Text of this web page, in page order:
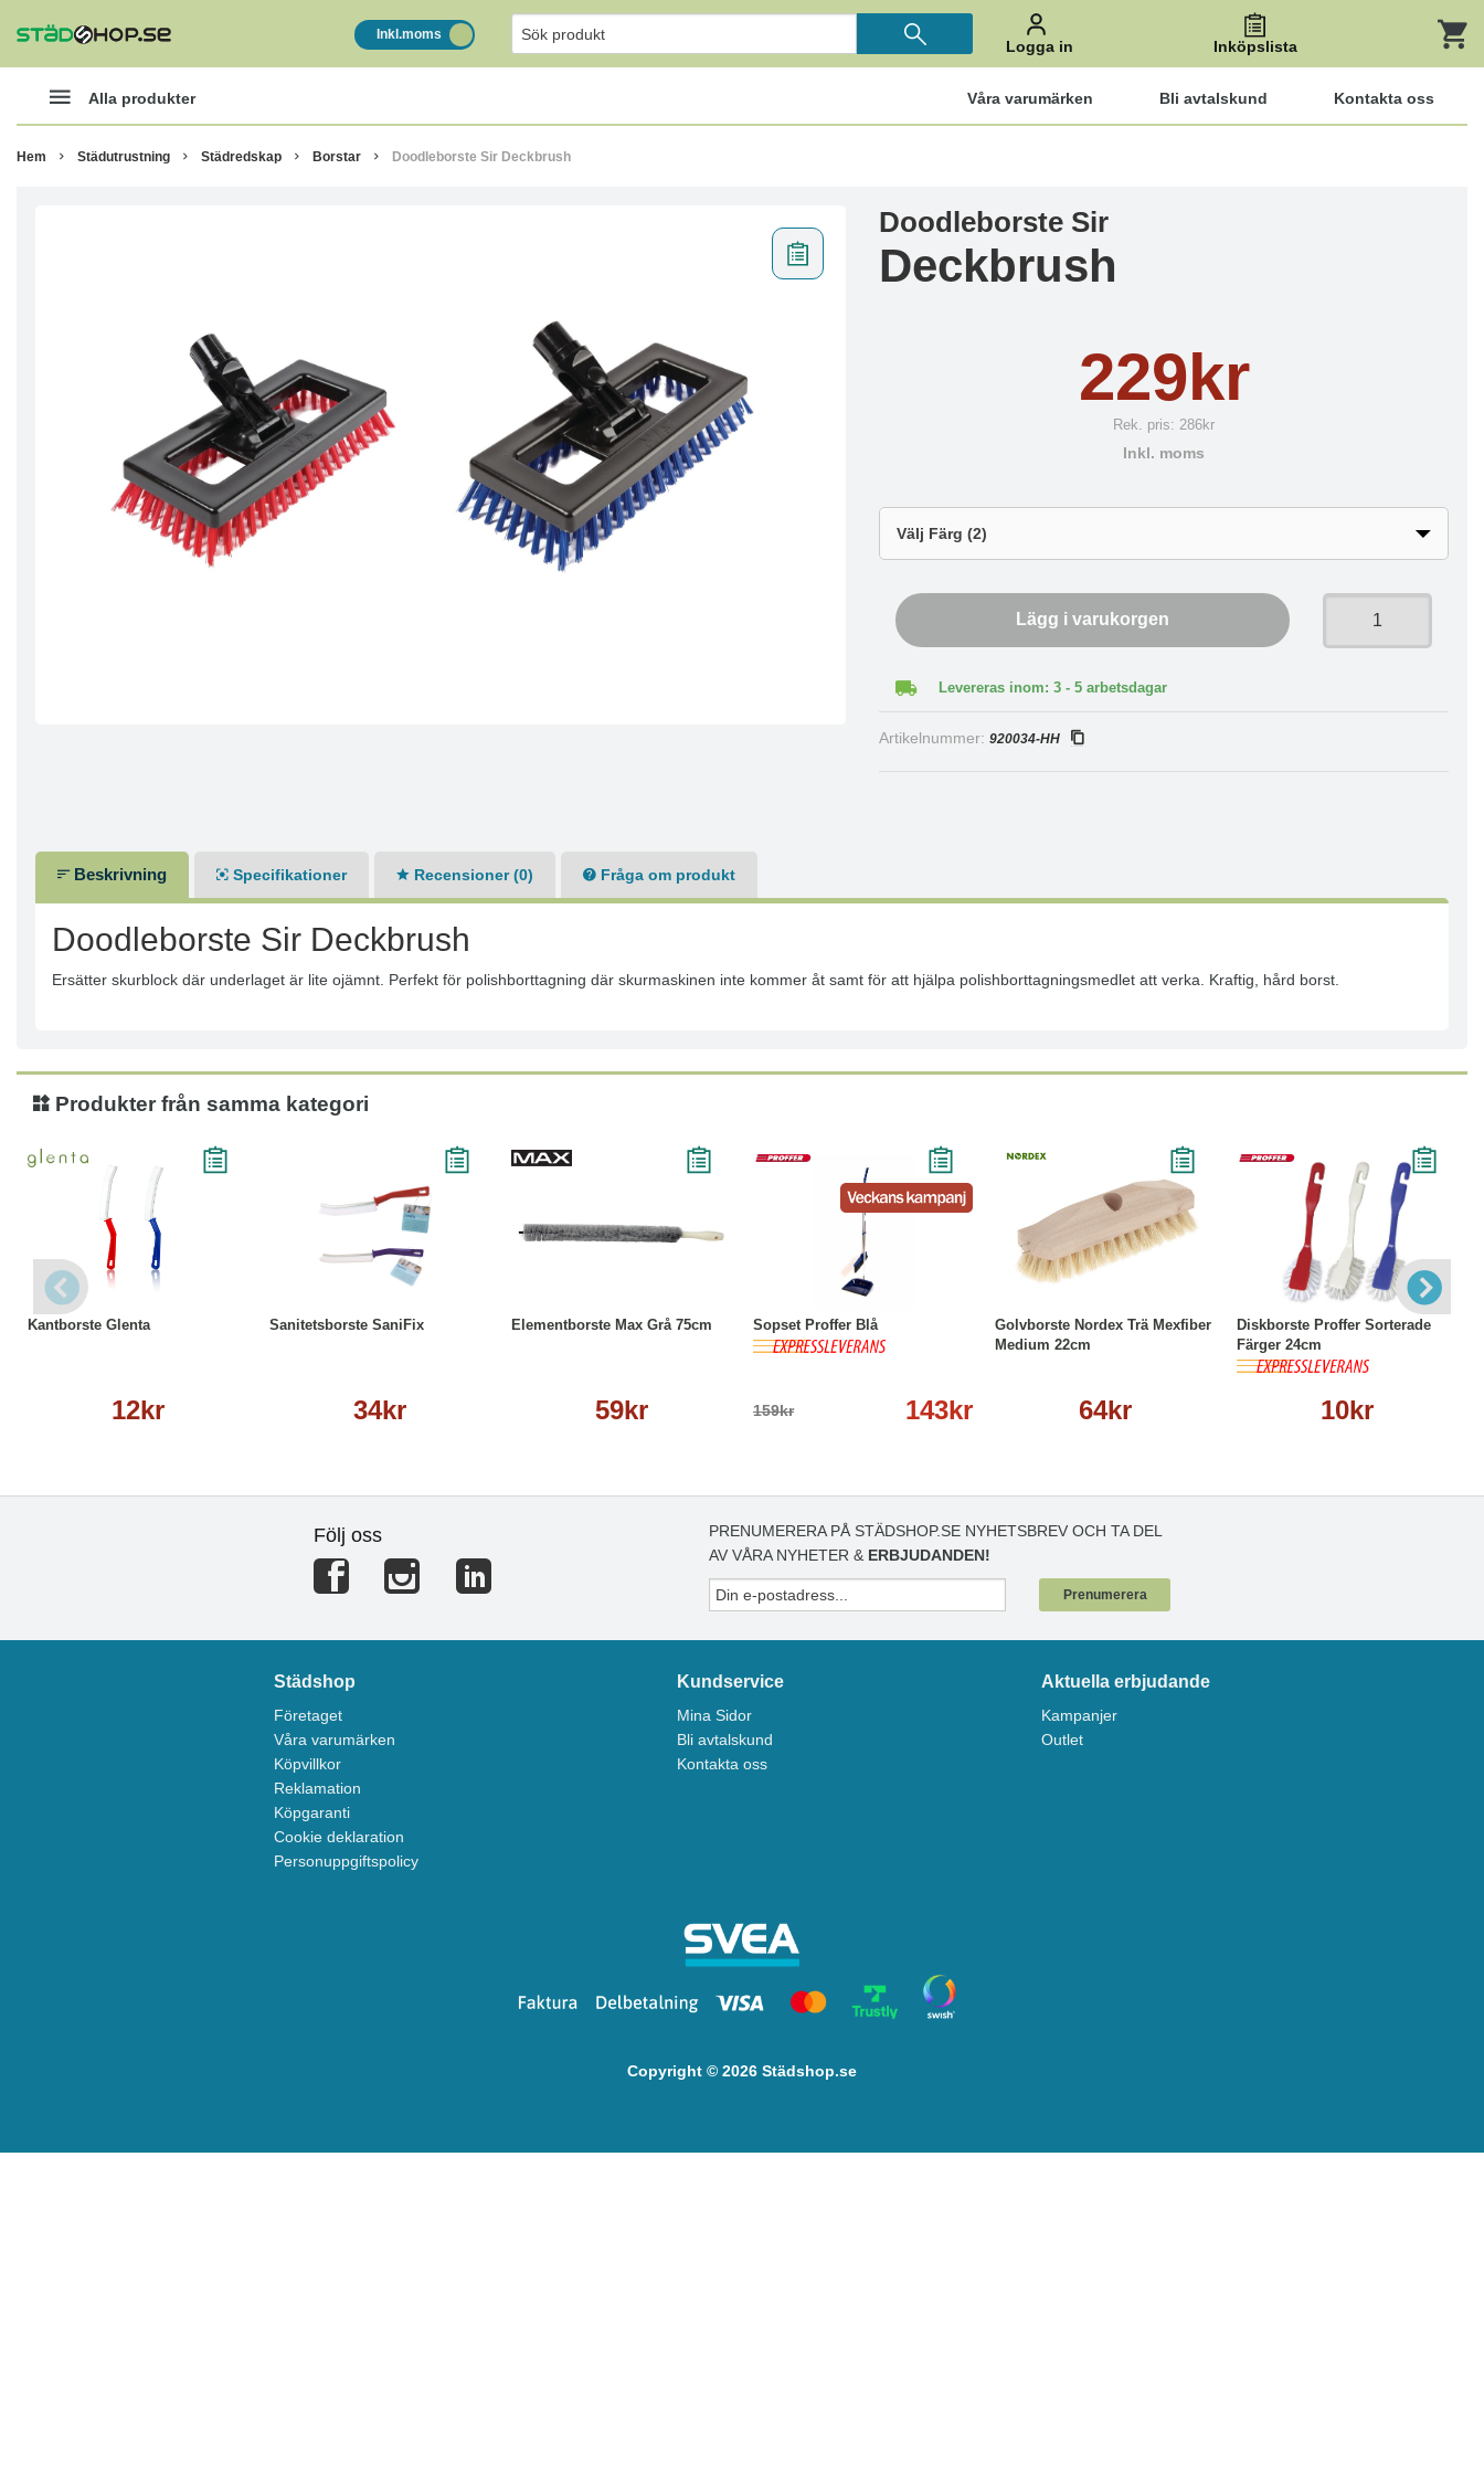
Inkl.moms
Logga in Inköpslista
Alla produkter Våra varumärken Bli avtalskund Kontakta oss
Hem Städutrustning Städredskap Borstar Doodleborste Sir Deckbrush
Doodleborste Sir
Deckbrush
229kr
Rek. pris:286kr
Inkl. moms
Lägg i varukorgen
Levereras inom: 3 - 5 arbetsdagar
Artikelnummer:920034-HH
Beskrivning Specifikationer Recensioner (0) Fråga om produkt
Doodleborste Sir Deckbrush
Ersätter skurblock där underlaget är lite ojämnt. Perfekt för polishborttagning där skurmaskinen inte kommer åt samt för att hjälpa polishborttagningsmedlet att verka. Kraftig, hård borst.
Produkter från samma kategori
Kantborste Glenta
12kr
Läs mer
Sanitetsborste SaniFix
34kr
Läs mer
Elementborste Max Grå 75cm
59kr
Sopset Proffer Blå
159kr 143kr
Köp
Golvborste Nordex Trä Mexfiber
Medium 22cm
64kr
Köp
Diskborste Proffer Sorterade
Färger 24cm
10kr
Köp Läs mer
Följ oss
PRENUMERERA PÅ STÄDSHOP.SE NYHETSBREV OCH TA DEL
AV VÅRA NYHETER & ERBJUDANDEN!
Prenumerera
Städshop
Företaget
Våra varumärken
Köpvillkor
Reklamation
Köpgaranti
Cookie deklaration
Personuppgiftspolicy
Kundservice
Mina Sidor
Bli avtalskund
Kontakta oss
Aktuella erbjudande
Kampanjer
Outlet
Copyright © 2026 Städshop.se